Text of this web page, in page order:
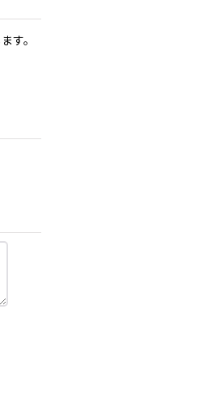
す。